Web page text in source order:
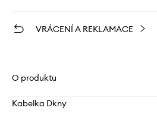
VRÁCENÍ A REKLAMACE
O produktu
Kabelka Dkny